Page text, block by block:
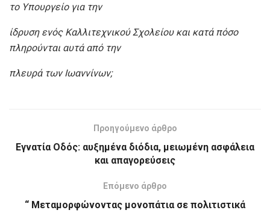
το Υπουργείο για την
ίδρυση ενός Καλλιτεχνικού Σχολείου και κατά πόσο
πληρούνται αυτά από την
πλευρά των Ιωαννίνων;
Προηγούμενο άρθρο
Εγνατία Οδός: αυξημένα διόδια, μειωμένη ασφάλεια
και απαγορεύσεις
Επόμενο άρθρο
“ Μεταμορφώνοντας μονοπάτια σε πολιτιστικά